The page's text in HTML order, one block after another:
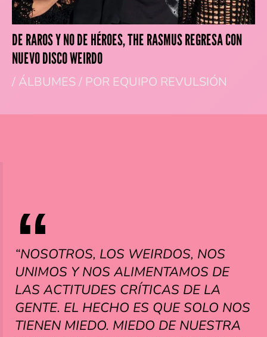
DE RAROS Y NO DE HÉROES, THE RASMUS REGRESA CON
NUEVO DISCO WEIRDO
/ ÁLBUMES/ POR EQUIPO REVULSIÓN
“NOSOTROS, LOS WEIRDOS, NOS
UNIMOS Y NOS ALIMENTAMOS DE
LAS ACTITUDES CRÍTICAS DE LA
GENTE. EL HECHO ES QUE SOLO NOS
TIENEN MIEDO. MIEDO DE NUESTRA